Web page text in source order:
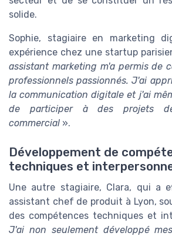
solide.
Sophie, stagiaire en marketing
expérience chez une startup
assistant marketing m'a permis de
professionnels passionnés. J'ai
la communication digitale et j'ai
de participer à des projets de
commercial ».
Développement de
techniques et
Une autre stagiaire, Clara, qui a
assistant chef de produit à Lyon,
des compétences techniques et
J'ai non seulement développé